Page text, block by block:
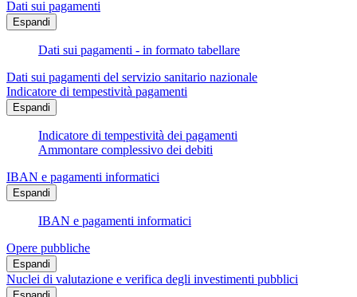
Dati sui pagamenti
Espandi
Dati sui pagamenti - in formato tabellare
Dati sui pagamenti del servizio sanitario nazionale
Indicatore di tempestività pagamenti
Espandi
Indicatore di tempestività dei pagamenti
Ammontare complessivo dei debiti
IBAN e pagamenti informatici
Espandi
IBAN e pagamenti informatici
Opere pubbliche
Espandi
Nuclei di valutazione e verifica degli investimenti pubblici